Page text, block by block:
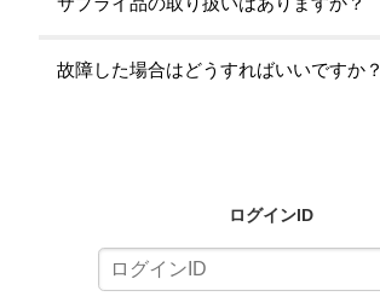
故障した場合はどうすればいいですか？
ログインID